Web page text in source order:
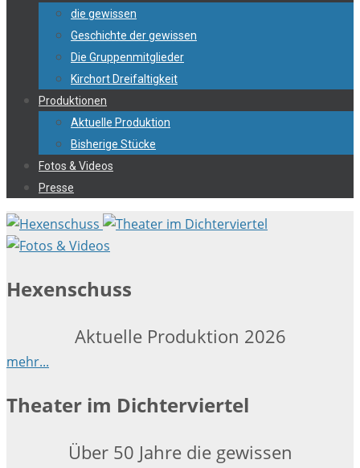
springen
die gewissen
Geschichte der gewissen
Die Gruppenmitglieder
Kirchort Dreifaltigkeit
Produktionen
Aktuelle Produktion
Bisherige Stücke
Fotos & Videos
Presse
Hexenschuss
Aktuelle Produktion 2026
mehr...
Theater im Dichterviertel
Über 50 Jahre die gewissen